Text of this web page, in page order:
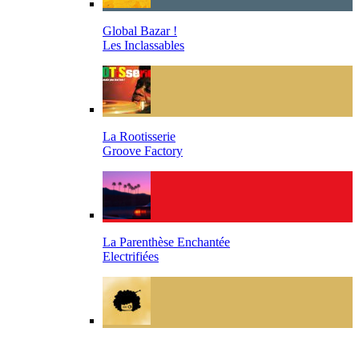
Global Bazar !
Les Inclassables
La Rootisserie
Groove Factory
La Parenthèse Enchantée
Electrifiées